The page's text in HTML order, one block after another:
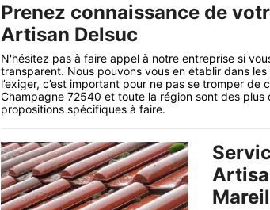
Prenez connaissance de
Artisan Delsuc
N'hésitez pas à faire appel à notre entreprise si
transparent. Nous pouvons vous en établir dans
l’exiger, c’est important pour ne pas se tromper
Champagne 72540 et toute la région sont des
propositions spécifiques à faire.